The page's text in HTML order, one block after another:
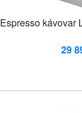
Espresso kávovar
29